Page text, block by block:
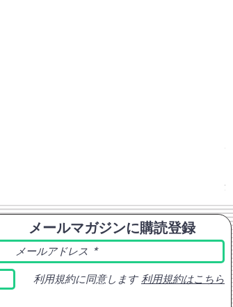
メールマガジンに購読登録
利用規約に同意します 利用規約はこちら